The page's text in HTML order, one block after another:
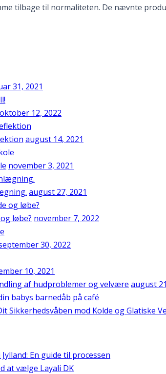
tilbage til normaliteten. De nævnte
31, 2021
oktober 12, 2022
august 14, 2021
november 3, 2021
august 27, 2021
løbe? november 7, 2022
30, 2022
10, 2021
af hudproblemer og velvære august
babys barnedåb på café
Sikkerhedsvåben mod Kolde og Glatiske
En guide til processen
at vælge Layali DK